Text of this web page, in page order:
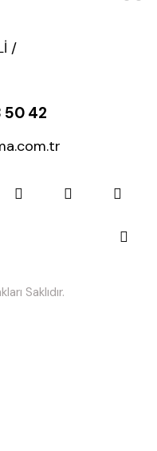
/
50 42
Saklıdır.